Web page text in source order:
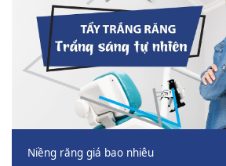
Niềng răng giá bao nhiêu